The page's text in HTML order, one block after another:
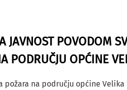
JAVNOST POVODOM
PODRUČJU OPĆINE
požara na području općine